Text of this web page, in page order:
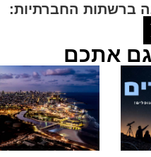
החברתיות:
אתכם